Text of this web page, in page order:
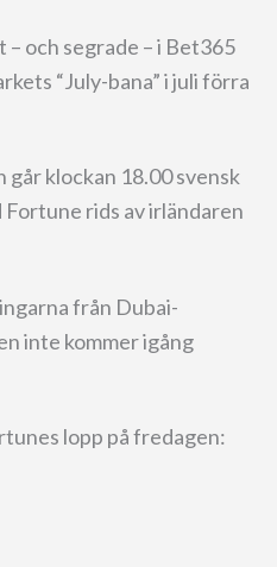
och segrade – i Bet365
“July-bana” i juli förra
klockan 18.00 svensk
rids av irländaren
från Dubai-
inte kommer igång
lopp på fredagen: